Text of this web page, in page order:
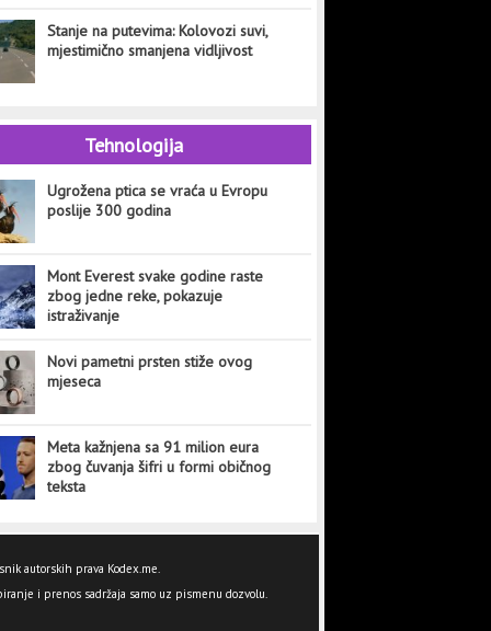
Stanje na putevima: Kolovozi suvi,
mjestimično smanjena vidljivost
Tehnologija
Ugrožena ptica se vraća u Evropu
poslije 300 godina
Mont Everest svake godine raste
zbog jedne reke, pokazuje
istraživanje
Novi pametni prsten stiže ovog
mjeseca
Meta kažnjena sa 91 milion eura
zbog čuvanja šifri u formi običnog
teksta
autorskih prava Kodex.me.
i prenos sadržaja samo uz pismenu dozvolu.